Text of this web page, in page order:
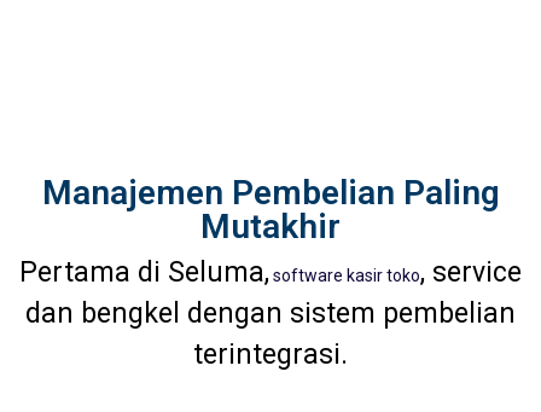
Manajemen Pembelian Paling
Mutakhir
Pertama di Seluma, software kasir toko, service
dan bengkel dengan sistem pembelian
terintegrasi.